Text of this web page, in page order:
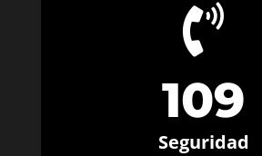

109
Seguridad